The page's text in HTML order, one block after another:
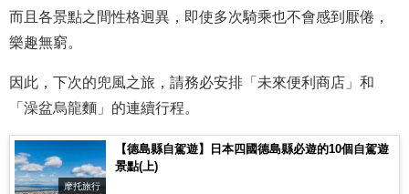
而且各景點之間性格迥異，即使多次騎乘也不會感到厭倦，
樂趣無窮。
因此，下次的兜風之旅，請務必安排「未來便利商店」和
「澡盆烏龍麵」的連續行程。
摩托旅行
【德島縣自駕遊】日本四國德島縣必遊的10個自駕遊
景點(上)